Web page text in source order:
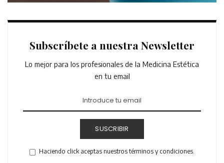
Subscríbete a nuestra Newsletter
Lo mejor para los profesionales de la Medicina Estética
en tu email
SUSCRIBIR
Haciendo click aceptas nuestros términos y condiciones.